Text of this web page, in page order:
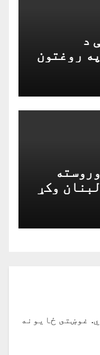
د
روغتون
ګډون څلور
غوښتى ځایونه